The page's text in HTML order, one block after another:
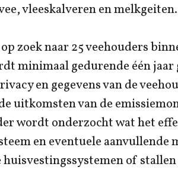
vleeskalveren en melkgeiten.
zoek naar 25 veehouders
minimaal gedurende één
en gegevens van de
uitkomsten van de
wordt onderzocht wat het
en eventuele aanvullende
of